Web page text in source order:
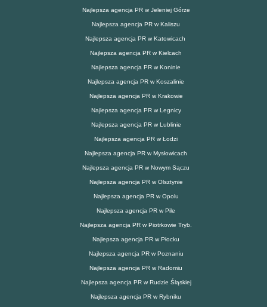
Najlepsza agencja PR w Jeleniej Górze
Najlepsza agencja PR w Kaliszu
Najlepsza agencja PR w Katowicach
Najlepsza agencja PR w Kielcach
Najlepsza agencja PR w Koninie
Najlepsza agencja PR w Koszalinie
Najlepsza agencja PR w Krakowie
Najlepsza agencja PR w Legnicy
Najlepsza agencja PR w Lublinie
Najlepsza agencja PR w Łodzi
Najlepsza agencja PR w Mysłowicach
Najlepsza agencja PR w Nowym Sączu
Najlepsza agencja PR w Olsztynie
Najlepsza agencja PR w Opolu
Najlepsza agencja PR w Pile
Najlepsza agencja PR w Piotrkowie Tryb.
Najlepsza agencja PR w Płocku
Najlepsza agencja PR w Poznaniu
Najlepsza agencja PR w Radomiu
Najlepsza agencja PR w Rudzie Śląskiej
Najlepsza agencja PR w Rybniku